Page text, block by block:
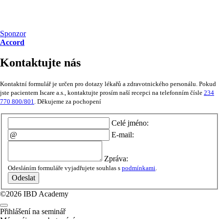
Sponzor
Accord
Kontaktujte nás
Kontaktní formulář je určen pro dotazy lékařů a zdravotnického personálu. Pokud
jste pacientem Iscare a.s., kontaktujte prosím naší recepci na telefonním čísle 234
770 800/801. Děkujeme za pochopení
Celé jméno:
E-mail:
Zpráva:
Odesláním formuláře vyjadřujete souhlas s podmínkami.
Odeslat
©2026 IBD Academy
Přihlášení na seminář